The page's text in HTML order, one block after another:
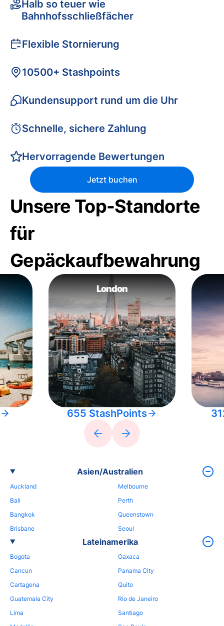
Halb so teuer wie
Bahnhofsschließfächer
Flexible Stornierung
10500+ Stashpoints
Kundensupport rund um die Uhr
Schnelle, sichere Zahlung
Hervorragende Bewertungen
Jetzt buchen
Unsere Top-Standorte
für
Gepäckaufbewahrung
London
655 StashPoints
Asien/Australien
Auckland
Bali
Bangkok
Brisbane
Melbourne
Perth
Queenstown
Seoul
Lateinamerika
Bogota
Cancun
Cartagena
Guatemala City
Lima
Oaxaca
Panama City
Quito
Rio de Janeiro
Santiago